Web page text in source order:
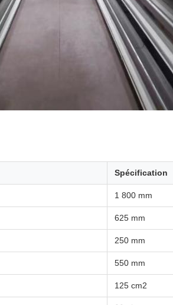
Spécification
1 800 mm
625 mm
250 mm
550 mm
125 cm2